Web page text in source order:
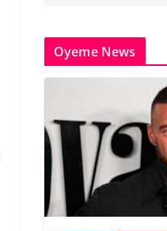
Oyeme News